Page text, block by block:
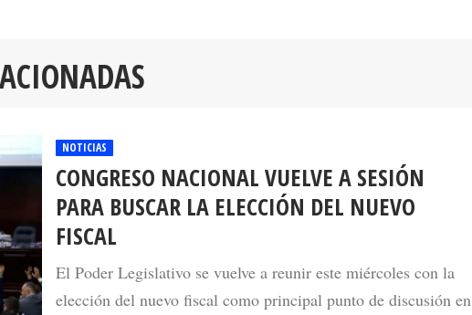
NOTICIAS
CONGRESO NACIONAL VUELVE A SESIÓN
PARA BUSCAR LA ELECCIÓN DEL NUEVO
FISCAL
El Poder Legislativo se vuelve a reunir este miércoles con la
elección del nuevo fiscal como principal punto de discusión en